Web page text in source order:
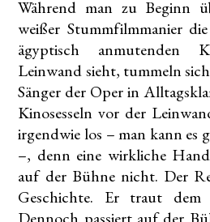
Während man zu Beginn
weißer Stummfilmmanier
ägyptisch anmutenden
Leinwand sieht, tummeln
Sänger der Oper in
Kinosesseln vor der
irgendwie los – man kann es
­–, denn eine wirkliche
auf der Bühne nicht. Der
Geschichte. Er traut